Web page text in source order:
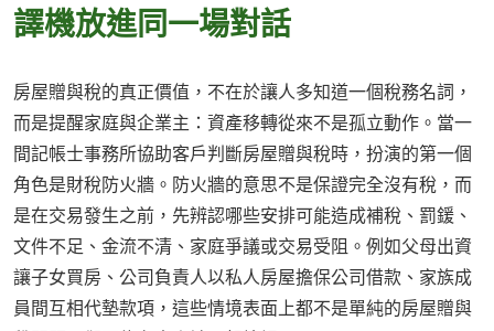
譯機放進同一場對話
房屋贈與稅的真正價值，不在於讓人多知道一個稅務名詞，
而是提醒家庭與企業主：資產移轉從來不是孤立動作。當一
間記帳士事務所協助客戶判斷房屋贈與稅時，扮演的第一個
角色是財稅防火牆。防火牆的意思不是保證完全沒有稅，而
是在交易發生之前，先辨認哪些安排可能造成補稅、罰鍰、
文件不足、金流不清、家庭爭議或交易受阻。例如父母出資
讓子女買房、公司負責人以私人房屋擔保公司借款、家族成
員間互相代墊款項，這些情境表面上都不是單純的房屋贈與